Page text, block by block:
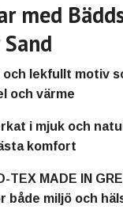
med
och lekfullt motiv
och värme
i mjuk och
komfort
TEX MADE IN
både miljö och